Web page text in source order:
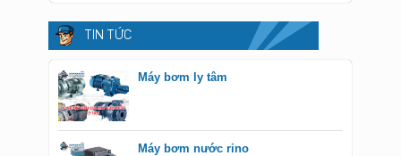
TIN TỨC
Máy bơm ly tâm
Máy bơm nước rino